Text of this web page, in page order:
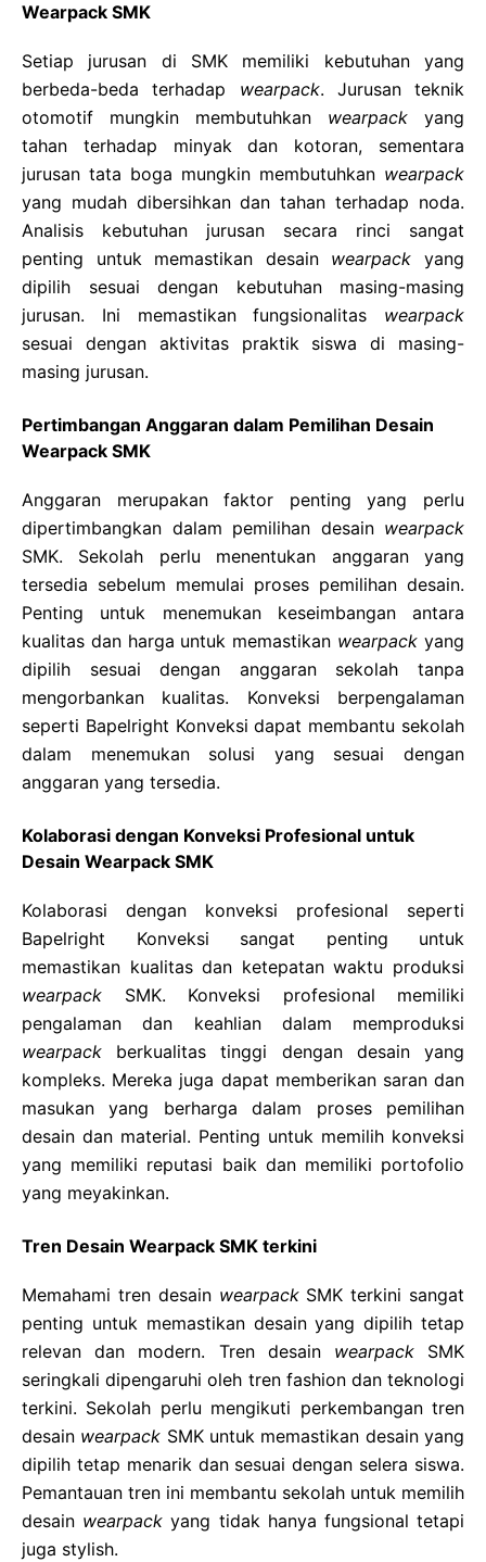
Wearpack SMK
Setiap jurusan di SMK memiliki kebutuhan yang
berbeda-beda terhadap wearpack. Jurusan teknik
otomotif mungkin membutuhkan wearpack yang
tahan terhadap minyak dan kotoran, sementara
jurusan tata boga mungkin membutuhkan wearpack
yang mudah dibersihkan dan tahan terhadap noda.
Analisis kebutuhan jurusan secara rinci sangat
penting untuk memastikan desain wearpack yang
dipilih sesuai dengan kebutuhan masing-masing
jurusan. Ini memastikan fungsionalitas wearpack
sesuai dengan aktivitas praktik siswa di masing-
masing jurusan.
Pertimbangan Anggaran dalam Pemilihan Desain
Wearpack SMK
Anggaran merupakan faktor penting yang perlu
dipertimbangkan dalam pemilihan desain wearpack
SMK. Sekolah perlu menentukan anggaran yang
tersedia sebelum memulai proses pemilihan desain.
Penting untuk menemukan keseimbangan antara
kualitas dan harga untuk memastikan wearpack yang
dipilih sesuai dengan anggaran sekolah tanpa
mengorbankan kualitas. Konveksi berpengalaman
seperti Bapelright Konveksi dapat membantu sekolah
dalam menemukan solusi yang sesuai dengan
anggaran yang tersedia.
Kolaborasi dengan Konveksi Profesional untuk
Desain Wearpack SMK
Kolaborasi dengan konveksi profesional seperti
Bapelright Konveksi sangat penting untuk
memastikan kualitas dan ketepatan waktu produksi
wearpack SMK. Konveksi profesional memiliki
pengalaman dan keahlian dalam memproduksi
wearpack berkualitas tinggi dengan desain yang
kompleks. Mereka juga dapat memberikan saran dan
masukan yang berharga dalam proses pemilihan
desain dan material. Penting untuk memilih konveksi
yang memiliki reputasi baik dan memiliki portofolio
yang meyakinkan.
Tren Desain Wearpack SMK terkini
Memahami tren desain wearpackSMK terkini sangat
penting untuk memastikan desain yang dipilih tetap
relevan dan modern. Tren desain wearpackSMK
seringkali dipengaruhi oleh tren fashion dan teknologi
terkini. Sekolah perlu mengikuti perkembangan tren
desain wearpack SMK untuk memastikan desain yang
dipilih tetap menarik dan sesuai dengan selera siswa.
Pemantauan tren ini membantu sekolah untuk memilih
desain wearpack yang tidak hanya fungsional tetapi
juga stylish.